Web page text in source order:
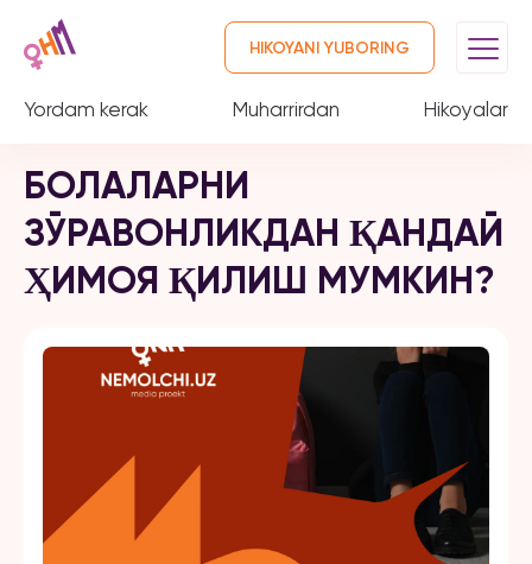
Yordam kerak Muharrirdan Hikoyalar
HIKOYANI YUBORING
БОЛАЛАРНИ
ЗЎРАВОНЛИКДАН ҚАНДАЙ
ҲИМОЯ ҚИЛИШ МУМКИН?